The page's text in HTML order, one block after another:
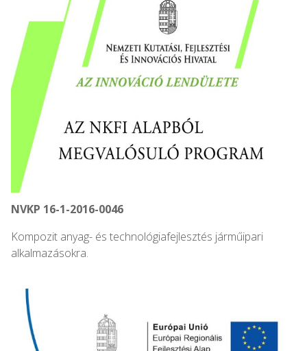
NVKP 16-1-2016-0046
Kompozit anyag- és technológiafejlesztés járműipari
alkalmazásokra.